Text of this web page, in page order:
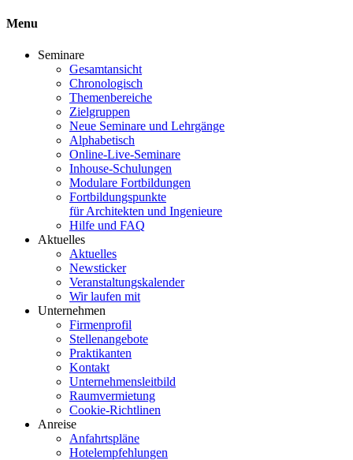
Menu
Seminare
Gesamtansicht
Chronologisch
Themenbereiche
Zielgruppen
Neue Seminare und Lehrgänge
Alphabetisch
Online-Live-Seminare
Inhouse-Schulungen
Modulare Fortbildungen
Fortbildungspunkte
für Architekten und Ingenieure
Hilfe und FAQ
Aktuelles
Aktuelles
Newsticker
Veranstaltungskalender
Wir laufen mit
Unternehmen
Firmenprofil
Stellenangebote
Praktikanten
Kontakt
Unternehmensleitbild
Raumvermietung
Cookie-Richtlinen
Anreise
Anfahrtspläne
Hotelempfehlungen